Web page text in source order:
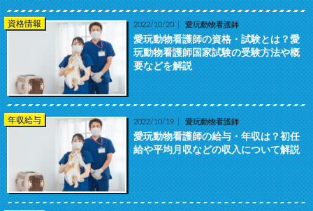
資格情報 2022/10/20 愛玩動物看護師
愛玩動物看護師の資格・試験とは？愛
玩動物看護師国家試験の受験方法や概
要などを解説
年収給与 2022/10/19 愛玩動物看護師
愛玩動物看護師の給与・年収は？初任
給や平均月収などの収入について解説